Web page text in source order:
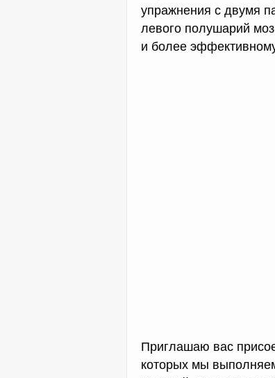
упражнения с двумя
левого полушарий
и более
Приглашаю вас
которых мы